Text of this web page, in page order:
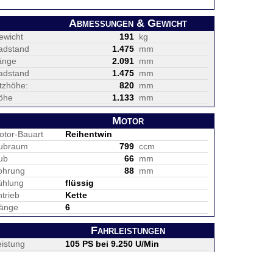
Abmessungen & Gewicht
191 kg
1.475 mm
2.091 mm
1.475 mm
820 mm
1.133 mm
Motor
Bauart
Reihentwin
799 ccm
66 mm
88 mm
flüssig
Kette
6
Fahrleistungen
105 PS bei 9.250 U/Min